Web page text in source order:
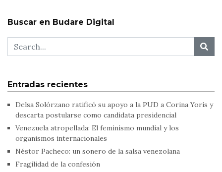
Buscar en Budare Digital
Entradas recientes
Delsa Solórzano ratificó su apoyo a la PUD a Corina Yoris y
descarta postularse como candidata presidencial
Venezuela atropellada: El feminismo mundial y los
organismos internacionales
Néstor Pacheco: un sonero de la salsa venezolana
Fragilidad de la confesión